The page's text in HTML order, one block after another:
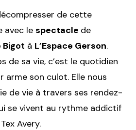
de cette
avec le spectacle de
Bigot à L’Espace Gerson.
de sa vie, c’est le quotidien
arme son culot. Elle nous
de vie à travers ses rendez-
se vivent au rythme addictif
Avery.